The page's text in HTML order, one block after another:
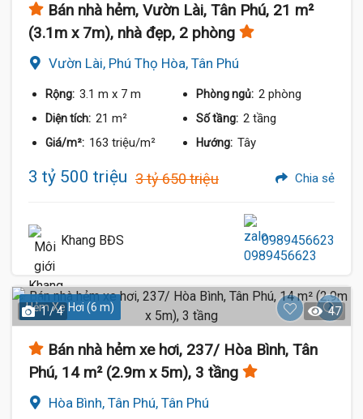
Bán nhà hẻm, Vườn Lài, Tân Phú, 21 m²
(3.1m x 7m), nhà đẹp, 2 phòng
Vườn Lài, Phú Thọ Hòa, Tân Phú
Rộng: 3.1 m x 7 m Phòng ngủ: 2 phòng
Diện tích: 21 m² Số tầng: 2 tầng
Giá/m²: 163 triệu/m² Hướng: Tây
3 tỷ 500 triệu 3 tỷ 650 triệu Chia sẻ
Khang BĐS 0989456623
Hẻm Xe Hơi (6 m)
1 / 4 47
Bán nhà hẻm xe hơi, 237/ Hòa Bình, Tân
Phú, 14 m² (2.9m x 5m), 3 tầng
Hòa Bình, Tân Phú, Tân Phú